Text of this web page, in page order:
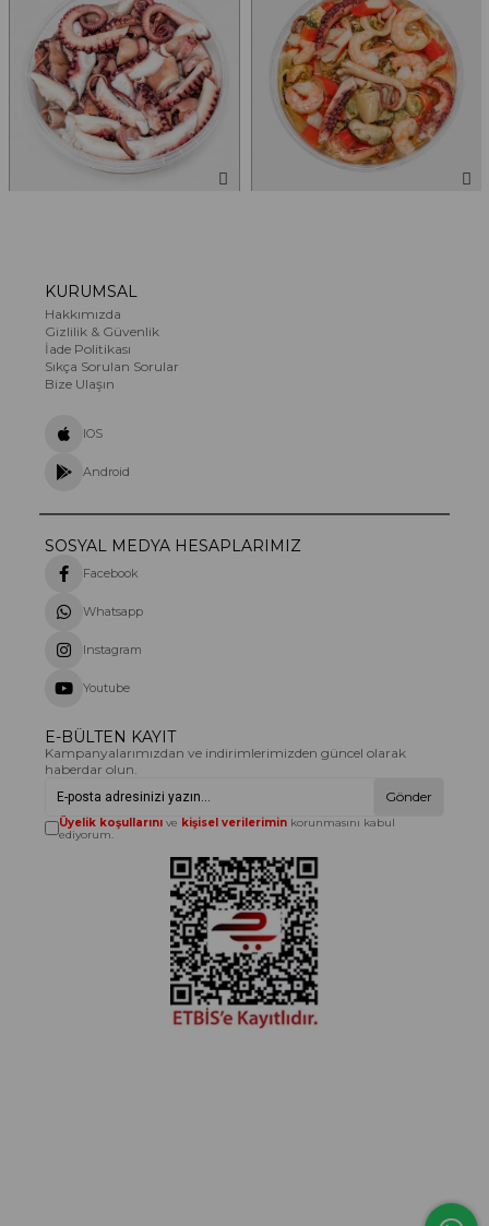
1.000,00 TL
KURUMSAL
Hakkımızda
Gizlilik & Güvenlik
İade Politikası
Sıkça Sorulan Sorular
Bize Ulaşın
IOS
Android
SOSYAL MEDYA HESAPLARIMIZ
Facebook
Whatsapp
Instagram
Youtube
E-BÜLTEN KAYIT
Kampanyalarımızdan ve indirimlerimizden güncel olarak
haberdar olun.
Gönder
Üyelik koşullarını ve kişisel verilerimin korunmasını kabul
ediyorum.